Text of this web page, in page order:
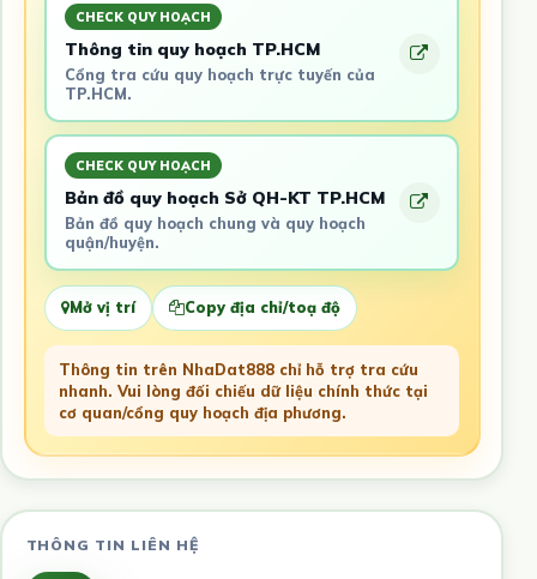
CHECK QUY HOẠCH
Thông tin quy hoạch TP.HCM
Cổng tra cứu quy hoạch trực tuyến của
TP.HCM.
CHECK QUY HOẠCH
Bản đồ quy hoạch Sở QH-KT TP.HCM
Bản đồ quy hoạch chung và quy hoạch
quận/huyện.
Mở vị trí Copy địa chỉ/toạ độ
Thông tin trên NhaDat888 chỉ hỗ trợ tra cứu
nhanh. Vui lòng đối chiếu dữ liệu chính thức tại
cơ quan/cổng quy hoạch địa phương.
THÔNG TIN LIÊN HỆ